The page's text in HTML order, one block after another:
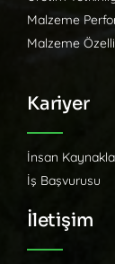
Malzeme
Malzeme
Kariyer
İnsan
İş Başvurusu
İletişim